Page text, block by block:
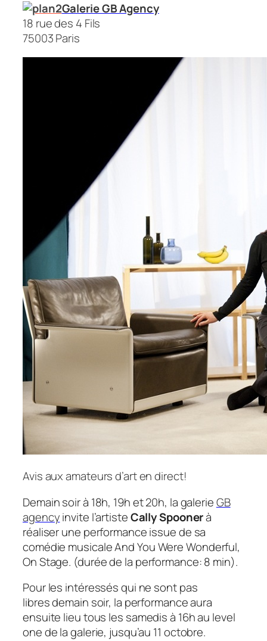
Galerie GB Agency
18 rue des 4 Fils
75003 Paris
Avis aux amateurs d’art en direct!
Demain soir à 18h, 19h et 20h, la galerieGB
agencyinvite l’artisteCally Spoonerà
réaliser une performance issue de sa
comédie musicaleAnd You Were Wonderful,
On Stage. (durée de la performance: 8 min).
Pour les intéressés qui ne sont pas
libres demain soir, la performance aura
ensuite lieu tous les samedis à 16h au level
one de la galerie, jusqu’au 11 octobre.